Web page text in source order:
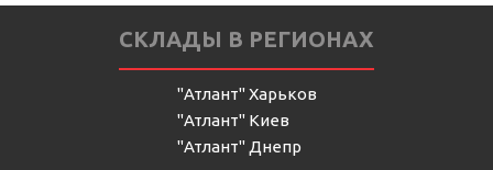
СКЛАДЫ В РЕГИОНАХ
"Атлант" Харьков
"Атлант" Киев
"Атлант" Днепр